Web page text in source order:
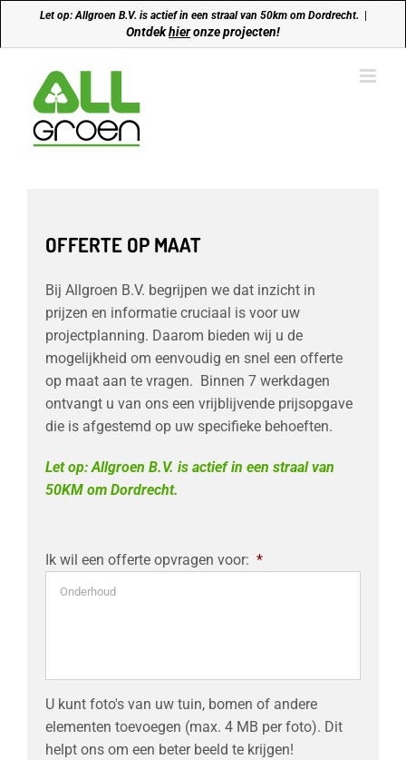
Let op: Allgroen B.V. is actief in een straal van 50km om Dordrecht.
Ontdekhieronze projecten!
OFFERTE OP MAAT
Bij Allgroen B.V. begrijpen we dat inzicht in
prijzen en informatie cruciaal is voor uw
projectplanning. Daarom bieden wij u de
mogelijkheid om eenvoudig en snel een offerte
op maat aan te vragen. Binnen 7 werkdagen
ontvangt u van ons een vrijblijvende prijsopgave
die is afgestemd op uw specifieke behoeften.
Let op: Allgroen B.V. is actief in een straal van
50KM om Dordrecht.
Ik wil een offerte opvragen voor: *
U kunt foto's van uw tuin, bomen of andere
elementen toevoegen (max. 4 MB per foto). Dit
helpt ons om een beter beeld te krijgen!